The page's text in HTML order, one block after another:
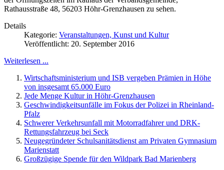
Rathausstraße 48, 56203 Höhr-Grenzhausen zu sehen.
Details
Kategorie: Veranstaltungen, Kunst und Kultur
Veröffentlicht: 20. September 2016
Weiterlesen ...
Wirtschaftsministerium und ISB vergeben Prämien in Höhe
von insgesamt 65.000 Euro
Jede Menge Kultur in Höhr-Grenzhausen
Geschwindigkeitsunfälle im Fokus der Polizei in Rheinland-
Pfalz
Schwerer Verkehrsunfall mit Motorradfahrer und DRK-
Rettungsfahrzeug bei Seck
Neugegründeter Schulsanitätsdienst am Privaten Gymnasium
Marienstatt
Großzügige Spende für den Wildpark Bad Marienberg